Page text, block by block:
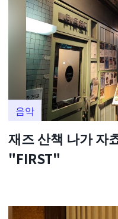
음악
재즈 산책 나가 자
"FIRST"